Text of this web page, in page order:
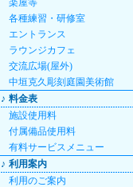
楽屋等
各種練習・研修室
エントランス
ラウンジカフェ
交流広場(屋外)
中垣克久彫刻庭園美術館
♪ 料金表
施設使用料
付属備品使用料
有料サービスメニュー
♪ 利用案内
利用のご案内